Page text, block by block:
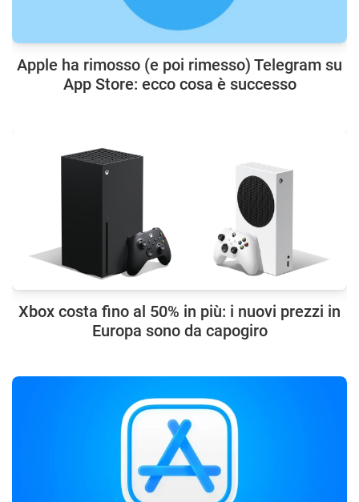
Apple ha rimosso (e poi rimesso) Telegram su
App Store: ecco cosa è successo
Xbox costa fino al 50% in più: i nuovi prezzi in
Europa sono da capogiro